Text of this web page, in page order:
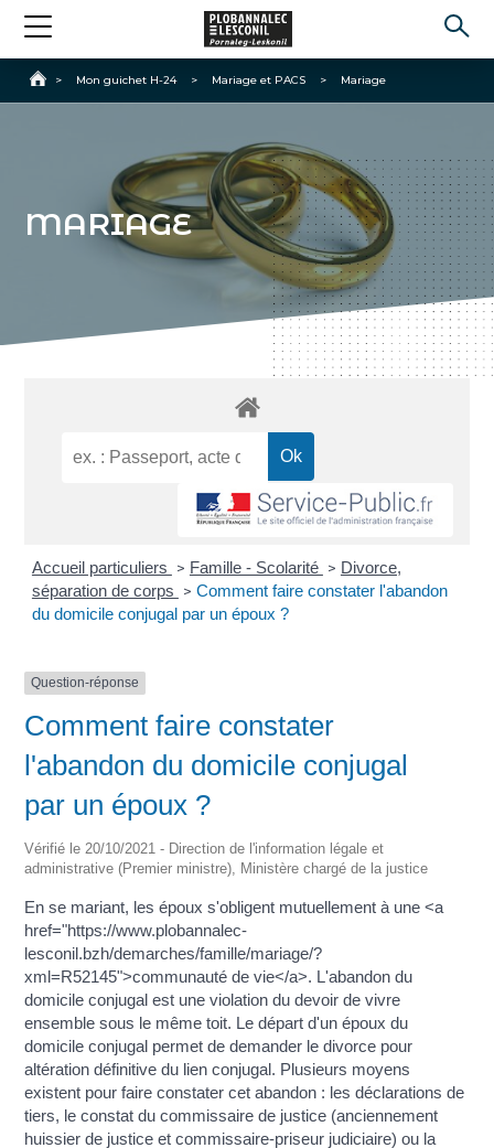
Accueil
> Mon guichet H-24 > Mariage et PACS > Mariage
MARIAGE
Accueil particuliers > Famille - Scolarité > Divorce,
séparation de corps
> Comment faire constater l'abandon
du domicile conjugal par un époux ?
Question-réponse
Comment faire constater
l'abandon du domicile conjugal
par un époux ?
Vérifié le 20/10/2021 - Direction de l'information légale et
administrative (Premier ministre), Ministère chargé de la justice
En se mariant, les époux s'obligent mutuellement à une <a
href="https://www.plobannalec-
lesconil.bzh/demarches/famille/mariage/?
xml=R52145">communauté de vie</a>. L'abandon du
domicile conjugal est une violation du devoir de vivre
ensemble sous le même toit. Le départ d'un époux du
domicile conjugal permet de demander le divorce pour
altération définitive du lien conjugal. Plusieurs moyens
existent pour faire constater cet abandon : les déclarations de
tiers, le constat du commissaire de justice (anciennement
huissier de justice et commissaire-priseur judiciaire) ou la